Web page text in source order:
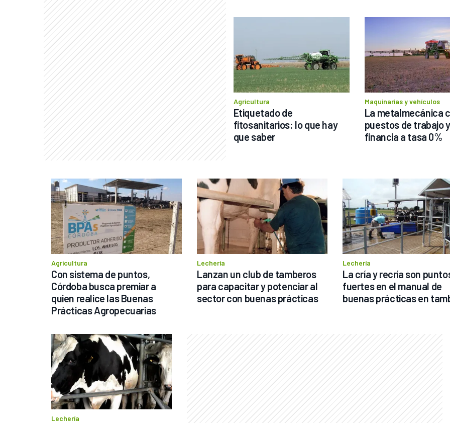
Agricultura
Etiquetado de
fitosanitarios: lo que hay
que saber
Maquinarias y vehículos
La metalmecánica
puestos de trabajo y
financia a tasa 0%
Agricultura
Con sistema de puntos,
Córdoba busca premiar a
quien realice las Buenas
Prácticas Agropecuarias
Lechería
Lanzan un club de tamberos
para capacitar y potenciar al
sector con buenas prácticas
Lechería
La cría y recría son
fuertes en el manual de
buenas prácticas en
Lechería